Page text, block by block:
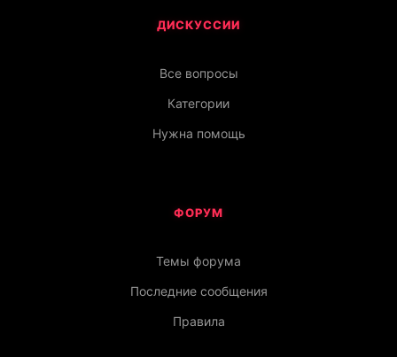
ДИСКУССИИ
Все вопросы
Категории
Нужна помощь
ФОРУМ
Темы форума
Последние сообщения
Правила